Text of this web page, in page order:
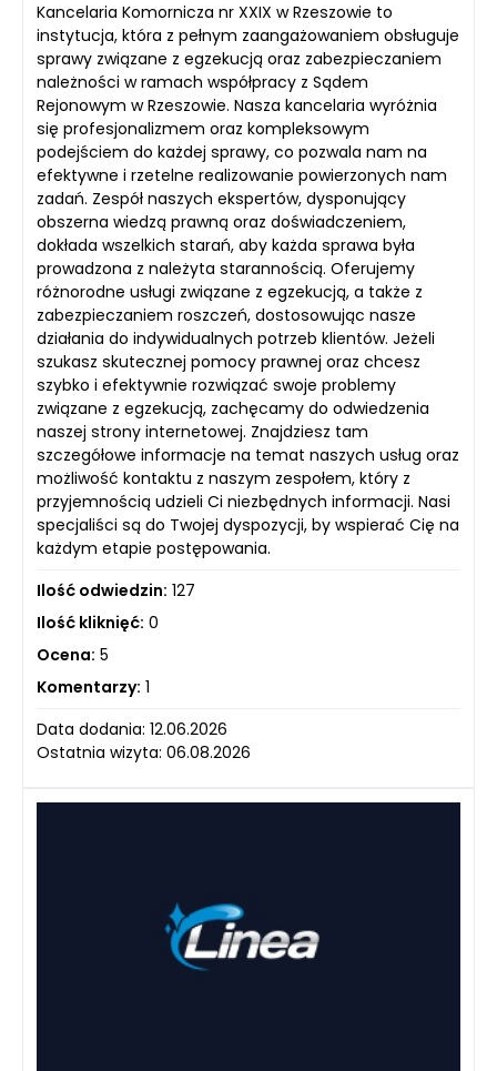
Kancelaria Komornicza nr XXIX w Rzeszowie to
instytucja, która z pełnym zaangażowaniem obsługuje
sprawy związane z egzekucją oraz zabezpieczaniem
należności w ramach współpracy z Sądem
Rejonowym w Rzeszowie. Nasza kancelaria wyróżnia
się profesjonalizmem oraz kompleksowym
podejściem do każdej sprawy, co pozwala nam na
efektywne i rzetelne realizowanie powierzonych nam
zadań. Zespół naszych ekspertów, dysponujący
obszerna wiedzą prawną oraz doświadczeniem,
dokłada wszelkich starań, aby każda sprawa była
prowadzona z należyta starannością. Oferujemy
różnorodne usługi związane z egzekucją, a także z
zabezpieczaniem roszczeń, dostosowując nasze
działania do indywidualnych potrzeb klientów. Jeżeli
szukasz skutecznej pomocy prawnej oraz chcesz
szybko i efektywnie rozwiązać swoje problemy
związane z egzekucją, zachęcamy do odwiedzenia
naszej strony internetowej. Znajdziesz tam
szczegółowe informacje na temat naszych usług oraz
możliwość kontaktu z naszym zespołem, który z
przyjemnością udzieli Ci niezbędnych informacji. Nasi
specjaliści są do Twojej dyspozycji, by wspierać Cię na
każdym etapie postępowania.
Ilość odwiedzin: 127
Ilość kliknięć: 0
Ocena: 5
Komentarzy: 1
Data dodania: 12.06.2026
Ostatnia wizyta: 06.08.2026